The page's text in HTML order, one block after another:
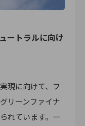
ートラルに向け
現に向けて、フ
リーンファイナ
れています。一